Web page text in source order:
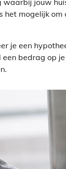
het mogelijk
je een
bedrag op